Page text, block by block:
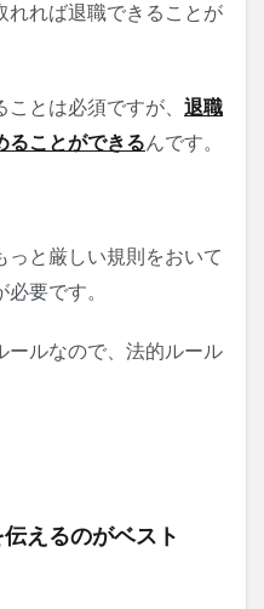
れれば退職できることが
とは必須ですが、 退職
ることができるんです。
っと厳しい規則をおいて
要です。
ールなので、法的ルール
えるのがベスト